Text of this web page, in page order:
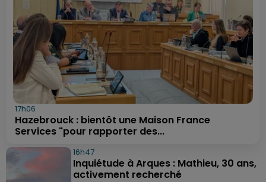
17h06
Hazebrouck : bientôt une Maison France
Services "pour rapporter des...
16h47
Inquiétude à Arques : Mathieu, 30 ans,
activement recherché